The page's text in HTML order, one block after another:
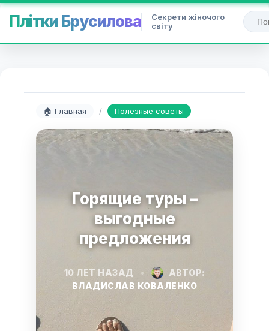
Плітки Брусилова
Секрети жіночого
світу
🏠 Главная / Полезные советы
Горящие туры –
выгодные
предложения
10 ЛЕТ НАЗАД •
АВТОР:
ВЛАДИСЛАВ КОВАЛЕНКО